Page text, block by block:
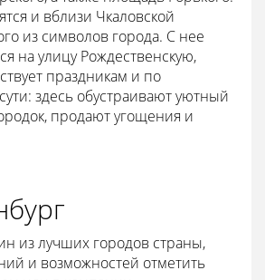
и вблизи Чкаловской
из символов города. С нее
на улицу Рождественскую,
праздникам и по
здесь обустраивают уютный
продают угощения и
из лучших городов страны,
и возможностей отметить